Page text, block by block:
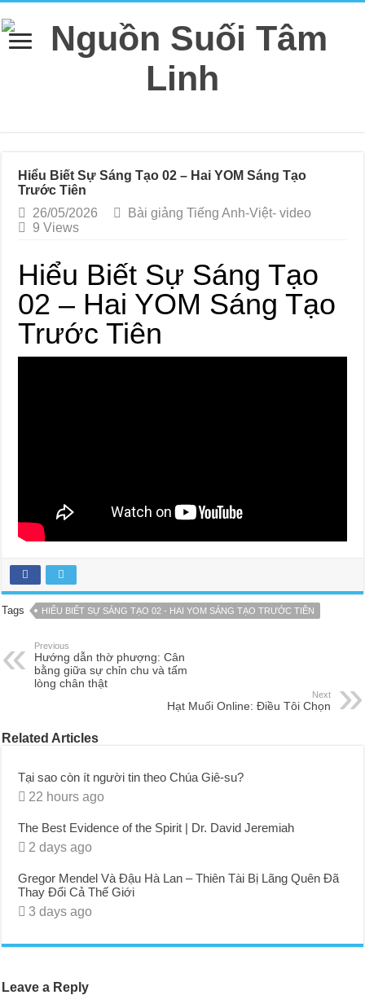
Hiểu Biết Sự Sáng Tạo 02 – Hai YOM Sáng Tạo
Trước Tiên
26/05/2026
Bài giảng Tiếng Anh-Việt- video
9 Views
Hiểu Biết Sự Sáng Tạo
02 – Hai YOM Sáng Tạo
Trước Tiên
Tags HIỂU BIẾT SỰ SÁNG TẠO 02 - HAI YOM SÁNG TẠO TRƯỚC TIÊN
Previous
Hướng dẫn thờ phượng: Cân
bằng giữa sự chỉn chu và tấm
lòng chân thật
Next
Hạt Muối Online: Điều Tôi Chọn
Related Articles
Tại sao còn ít người tin theo Chúa Giê-su?
22 hours ago
The Best Evidence of the Spirit | Dr. David Jeremiah
2 days ago
Gregor Mendel Và Đậu Hà Lan – Thiên Tài Bị Lãng Quên Đã
Thay Đổi Cả Thế Giới
3 days ago
Leave a Reply